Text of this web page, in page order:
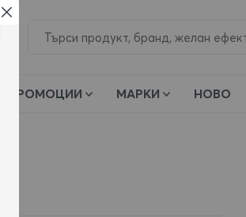
ПРОМОЦИИ МАРКИ НОВО